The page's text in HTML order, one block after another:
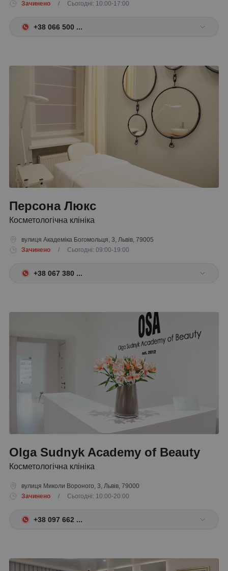
Зачинено / Сьогодні: 10:00-17:00
+38 066 500 ...
Персона Люкс
Косметологічна клініка
вулиця Академіка Богомольця, 3, Львів, 79005
Зачинено
/ Сьогодні: 09:00-19:00
+38 067 380 ...
Olga Sudnyk Academy of Beauty
Косметологічна клініка
вулиця Миколи Вороного, 3, Львів, 79000
Зачинено
/ Сьогодні: 10:00-20:00
+38 097 662 ...